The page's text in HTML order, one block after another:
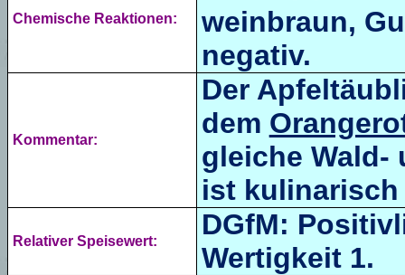
Chemische Reaktionen:
weinbraun,
negativ.
Kommentar:
Der
dem
gleiche Wald-
ist
Relativer Speisewert:
DGfM:
Wertigkeit 1.